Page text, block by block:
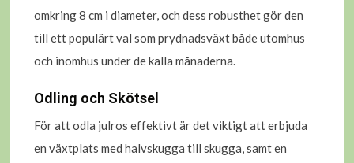
omkring 8 cm i diameter, och dess robusthet gör den
till ett populärt val som prydnadsväxt både utomhus
och inomhus under de kalla månaderna.
Odling och Skötsel
För att odla julros effektivt är det viktigt att erbjuda
en växtplats med halvskugga till skugga, samt en